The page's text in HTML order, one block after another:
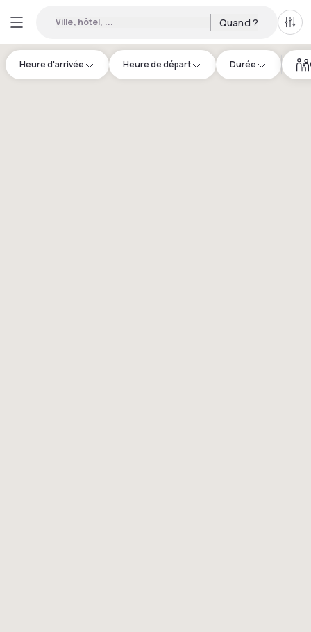
Ville, hôtel, ... Quand ?
Heure d'arrivée Heure de départ Durée